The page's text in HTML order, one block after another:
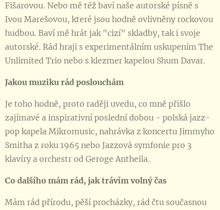
Fišarovou. Nebo mě též baví naše autorské písně s
Ivou Marešovou, které jsou hodně ovlivněny rockovou
hudbou. Baví mě hrát jak "cizí" skladby, tak i svoje
autorské. Rád hraji s experimentálním uskupením The
Unlimited Trio nebo s klezmer kapelou Shum Davar.
Jakou muziku rád poslouchám
Je toho hodně, proto raději uvedu, co mně přišlo
zajímavé a inspirativní poslední dobou - polská jazz-
pop kapela Mikromusic, nahrávka z koncertu Jimmyho
Smitha z roku 1965 nebo Jazzová symfonie pro 3
klavíry a orchestr od Geroge Antheila.
Co dalšího mám rád, jak trávím volný čas
Mám rád přírodu, pěší procházky, rád čtu současnou